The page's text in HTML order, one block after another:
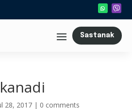
Sastanak
28, 2017| 0 comments